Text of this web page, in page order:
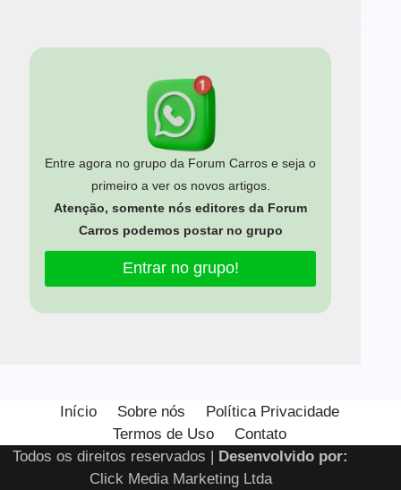
Entre agora no grupo da Forum Carros e seja o
primeiro a ver os novos artigos.
Atenção, somente nós editores da Forum
Carros podemos postar no grupo
Entrar no grupo!
Início Sobre nós
Política Privacidade
Termos de Uso
Contato
Todos os direitos reservados | Desenvolvido por:
Click Media Marketing Ltda